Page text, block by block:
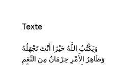
Texte
وَيَكْتُبُ اللَّهُ خَيْرًا أَنْتَ تَجْهَلُهُ
وَظَاهِرُ الأَمْرِ حِرْمَانٌ مِنَ النِّعَمِ